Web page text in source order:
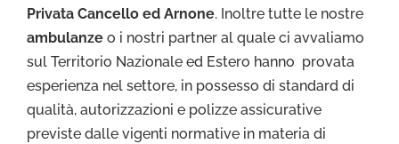
Privata Cancello ed Arnone. Inoltre tutte le nostre
ambulanze o i nostri partner al quale ci avvaliamo
sul Territorio Nazionale ed Estero hanno provata
esperienza nel settore, in possesso di standard di
qualità, autorizzazioni e polizze assicurative
previste dalle vigenti normative in materia di